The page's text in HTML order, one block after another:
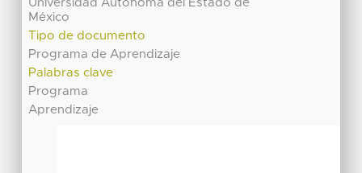
Universidad Autónoma del Estado de
México
Tipo de documento
Programa de Aprendizaje
Palabras clave
Programa
Aprendizaje